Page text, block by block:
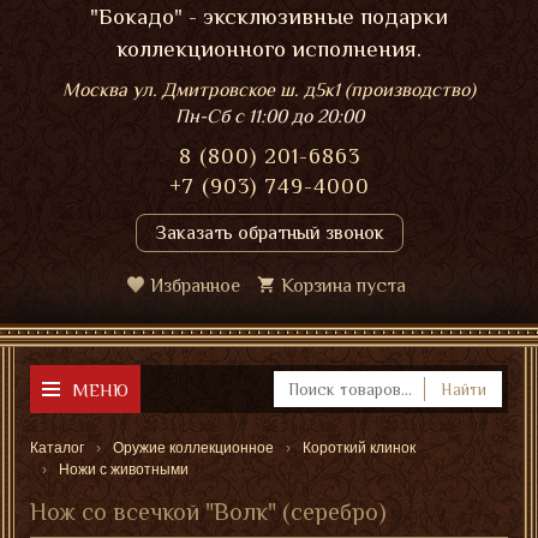
"Бокадо" - эксклюзивные подарки
коллекционного исполнения.
Москва ул. Дмитровское ш. д5к1 (производство)
Пн-Сбс 11:00 до 20:00
8 (800) 201-6863
+7 (903) 749-4000
Заказать обратный звонок
Избранное Корзина пуста
МЕНЮ Найти
Каталог Оружие коллекционное
Короткий клинок
Ножи с животными
Нож со всечкой "Волк" (серебро)